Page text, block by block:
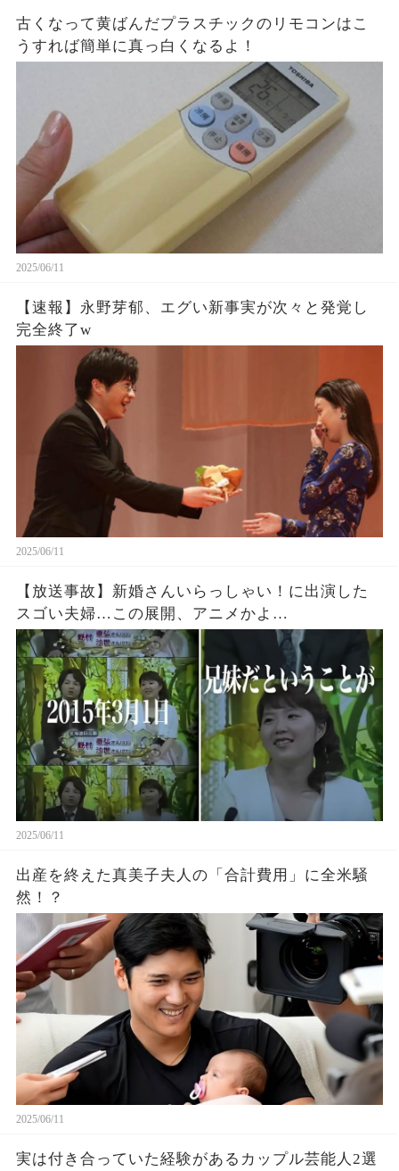
古くなって黄ばんだプラスチックのリモコンはこ
うすれば簡単に真っ白くなるよ！
2025/06/11
【速報】永野芽郁、エグい新事実が次々と発覚し
完全終了w
2025/06/11
【放送事故】新婚さんいらっしゃい！に出演した
スゴい夫婦…この展開、アニメかよ…
2025/06/11
出産を終えた真美子夫人の「合計費用」に全米騒
然！？
2025/06/11
実は付き合っていた経験があるカップル芸能人2選